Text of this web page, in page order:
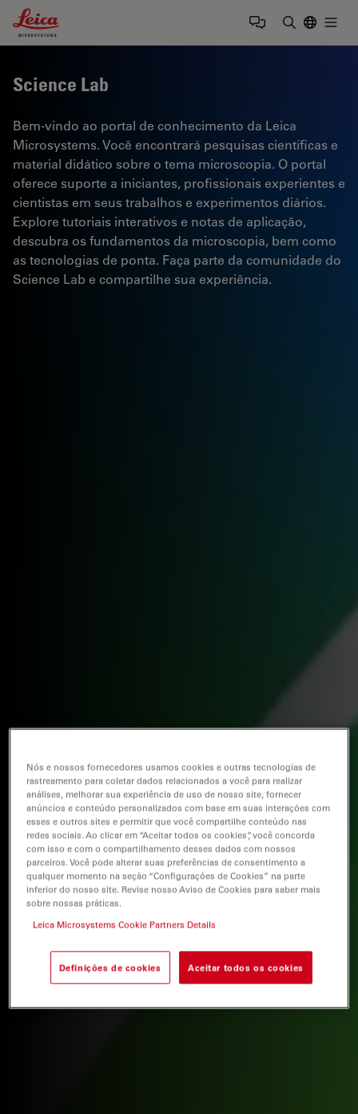
Leica Microsystems Logo
Science Lab
Bem-vindo ao portal de conhecimento da Leica
Microsystems. Você encontrará pesquisas científicas e
material didático sobre o tema microscopia. O portal
oferece suporte a iniciantes, profissionais experientes e
cientistas em seus trabalhos e experimentos diários.
Explore tutoriais interativos e notas de aplicação,
descubra os fundamentos da microscopia, bem como
as tecnologias de ponta. Faça parte da comunidade do
Science Lab e compartilhe sua experiência.
Nós e nossos fornecedores usamos cookies e outras tecnologias de
rastreamento para coletar dados relacionados a você para realizar
análises, melhorar sua experiência de uso de nosso site, fornecer
anúncios e conteúdo personalizados com base em suas interações com
esses e outros sites e permitir que você compartilhe conteúdo nas
redes sociais. Ao clicar em “Aceitar todos os cookies”, você concorda
com isso e com o compartilhamento desses dados com nossos
parceiros. Você pode alterar suas preferências de consentimento a
qualquer momento na seção “Configurações de Cookies” na parte
inferior do nosso site. Revise nosso Aviso de Cookies para saber mais
sobre nossas práticas.
Leica Microsystems Cookie Partners Details
Definições de cookies Aceitar todos os cookies